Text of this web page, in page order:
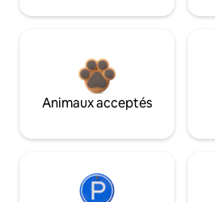
Animaux acceptés